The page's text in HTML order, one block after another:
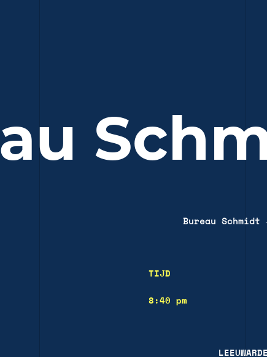
Bureau Schmidt
TIJD
8:40 pm